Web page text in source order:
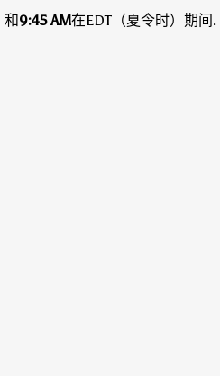
和9:45 AM在EDT（夏令时）期间.